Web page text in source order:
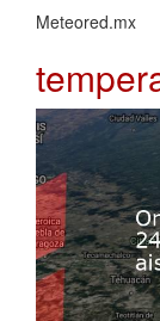
Meteored.mx